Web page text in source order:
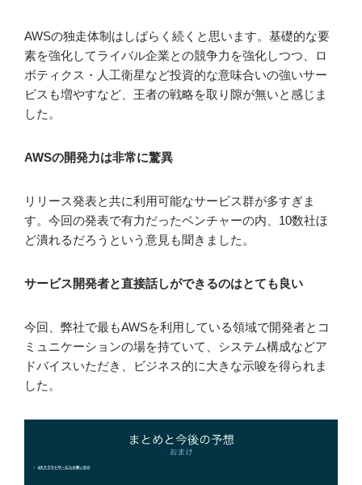
AWSの独走体制はしばらく続くと思います。基礎的な要
素を強化してライバル企業との競争力を強化しつつ、ロ
ボティクス・人工衛星など投資的な意味合いの強いサー
ビスも増やすなど、王者の戦略を取り隙が無いと感じま
した。
AWSの開発力は非常に驚異
リリース発表と共に利用可能なサービス群が多すぎま
す。今回の発表で有力だったベンチャーの内、10数社ほ
ど潰れるだろうという意見も聞きました。
サービス開発者と直接話しができるのはとても良い
今回、弊社で最もAWSを利用している領域で開発者とコ
ミュニケーションの場を持ていて、システム構成などア
ドバイスいただき、ビジネス的に大きな示唆を得られま
した。